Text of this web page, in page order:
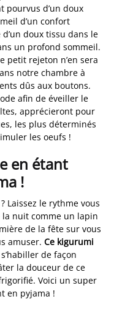
pourvus d’un doux
d’un confort
doux tissu dans le
un profond sommeil.
petit rejeton n’en sera
notre chambre à
dûs aux boutons.
afin de éveiller le
apprécieront pour
les plus déterminés
les oeufs !
en étant
!
Laissez le rythme vous
nuit comme un lapin
de la fête sur vous
amuser. Ce kigurumi
de façon
la douceur de ce
Voici un super
en pyjama !